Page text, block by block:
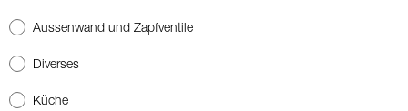
Aussenwand und Zapfventile
Diverses
Küche